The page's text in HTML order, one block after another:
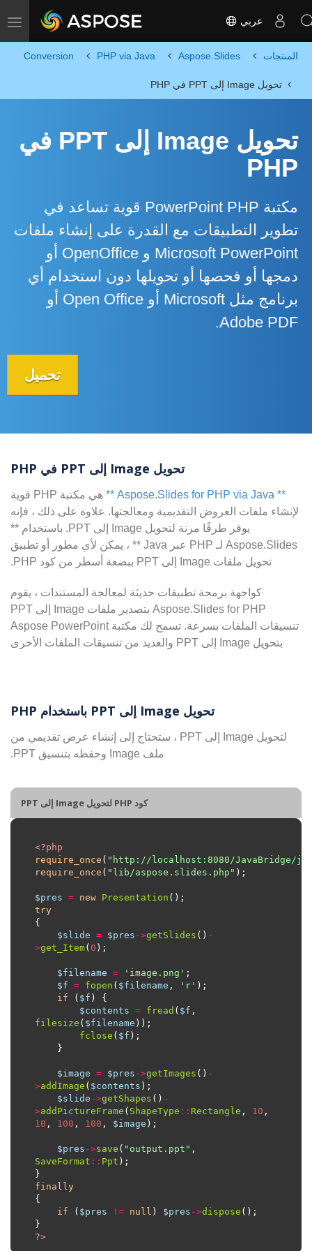
Toggle navigation عربي
المنتجات Aspose.Slides
PHP via Java
Conversion
تحويل Image إلى PPT في PHP
تحويل Image إلى PPT في
PHP
مكتبة PowerPoint PHP قوية تساعد في
تطوير التطبيقات مع القدرة على إنشاء ملفات
Microsoft PowerPoint و OpenOffice أو
دمجها أو فحصها أو تحويلها دون استخدام أي
برنامج مثل Microsoft أو Open Office أو
Adobe PDF.
تحميل
تحويل Image إلى PPT في PHP
** Aspose.Slides for PHP via Java **
هي مكتبة PHP قوية
لإنشاء ملفات العروض التقديمية ومعالجتها. علاوة على ذلك ، فإنه
يوفر طرقًا مرنة لتحويل Image إلى PPT. باستخدام **
Aspose.Slides لـ PHP عبر Java ** ، يمكن لأي مطور أو تطبيق
تحويل ملفات Image إلى PPT ببضعة أسطر من كود PHP.
كواجهة برمجة تطبيقات حديثة لمعالجة المستندات ، يقوم
Aspose.Slides for PHP بتصدير ملفات Image إلى PPT
تنسيقات الملفات بسرعة. تسمح لك مكتبة Aspose PowerPoint
بتحويل Image إلى PPT والعديد من تنسيقات الملفات الأخرى
تحويل Image إلى PPT باستخدام PHP
لتحويل Image إلى PPT ، ستحتاج إلى إنشاء عرض تقديمي من
ملف Image وحفظه بتنسيق PPT.
كود PHP لتحويل Image إلى PPT
<?php
require_once ( "http://localhost:8080/JavaBridge/
require_once ( "lib/aspose.slides.php"
$pres = new Presentation
try
$slide = $pres ->getSlides () -
>get_Item( 0
$filename = 'image.png'
$f = fopen ( $filename , 'r'
if ( $f
$contents = fread ( $f
filesize ( $filename
fclose ( $f
$image = $pres ->getImages () -
>addImage ( $contents
$slide ->getShapes () -
>addPictureFrame ( ShapeType :: Rectangle , 10
10 , 100 , 100 , $image
$pres ->save ( "output.ppt"
SaveFormat :: Ppt
finally
if ( $pres != null ) $pres ->dispose
?>